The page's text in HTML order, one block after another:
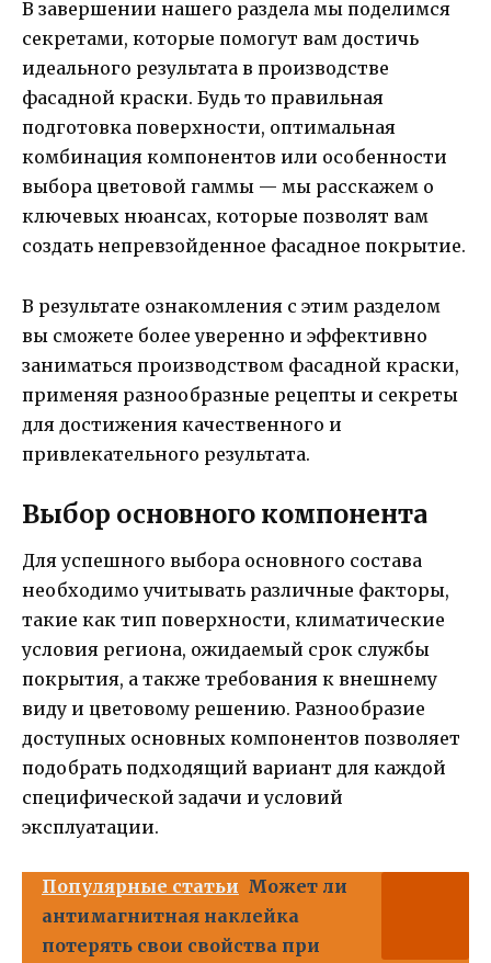
В завершении нашего раздела мы поделимся
секретами, которые помогут вам достичь
идеального результата в производстве
фасадной краски. Будь то правильная
подготовка поверхности, оптимальная
комбинация компонентов или особенности
выбора цветовой гаммы — мы расскажем о
ключевых нюансах, которые позволят вам
создать непревзойденное фасадное покрытие.
В результате ознакомления с этим разделом
вы сможете более уверенно и эффективно
заниматься производством фасадной краски,
применяя разнообразные рецепты и секреты
для достижения качественного и
привлекательного результата.
Выбор основного компонента
Для успешного выбора основного состава
необходимо учитывать различные факторы,
такие как тип поверхности, климатические
условия региона, ожидаемый срок службы
покрытия, а также требования к внешнему
виду и цветовому решению. Разнообразие
доступных основных компонентов позволяет
подобрать подходящий вариант для каждой
специфической задачи и условий
эксплуатации.
Популярные статьи Может ли
антимагнитная наклейка
потерять свои свойства при